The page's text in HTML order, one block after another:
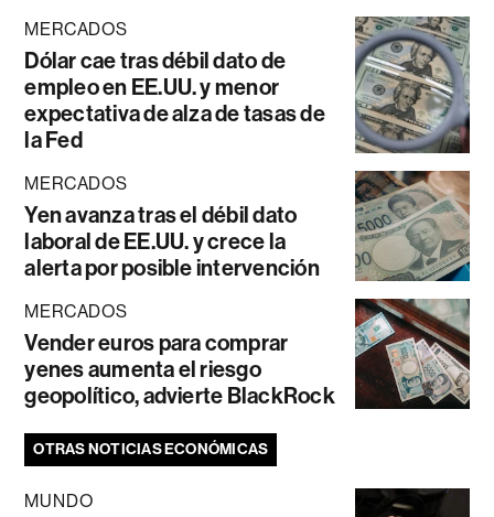
MERCADOS
Dólar cae tras débil dato de
empleo en EE.UU. y menor
expectativa de alza de tasas de
la Fed
MERCADOS
Yen avanza tras el débil dato
laboral de EE.UU. y crece la
alerta por posible intervención
MERCADOS
Vender euros para comprar
yenes aumenta el riesgo
geopolítico, advierte BlackRock
OTRAS NOTICIAS ECONÓMICAS
MUNDO